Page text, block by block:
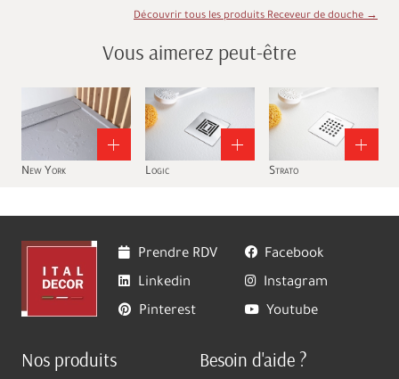
Découvrir tous les produits Receveur de douche →
Vous aimerez peut-être
New York Logic Strato
Prendre RDV
Facebook
Linkedin
Instagram
Pinterest
Youtube
Nos produits Besoin d'aide ?